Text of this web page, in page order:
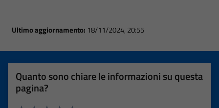
Ultimo aggiornamento: 18/11/2024, 20:55
Quanto sono chiare le informazioni su questa
pagina?